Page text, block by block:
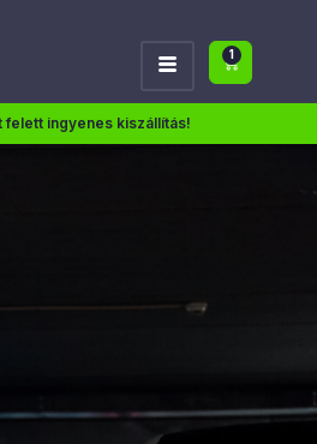
1
felett ingyenes kiszállítás!